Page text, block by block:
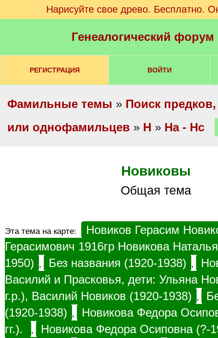
Нарисуйте свое древо. Бесплатно.
Генеалогический
РЕГИСТРАЦИЯ ВОЙТИ
Фамильные темы » Поиск
или однофамильцев » Н » На - Нс
Новиковы
Общая тема
Эта тема на карте:
Новиков Герасим
Герасимович 1916гр Новикова
1950) , Без названия (1920-1938) ,
Василий и Прасковья, дети: Ульяна
г.р.), Василий Новиков (1920-1938) ,
(1920-1938) ,
Новикова Федора
гг.).
,
Новикова Федора Осиповна (?-